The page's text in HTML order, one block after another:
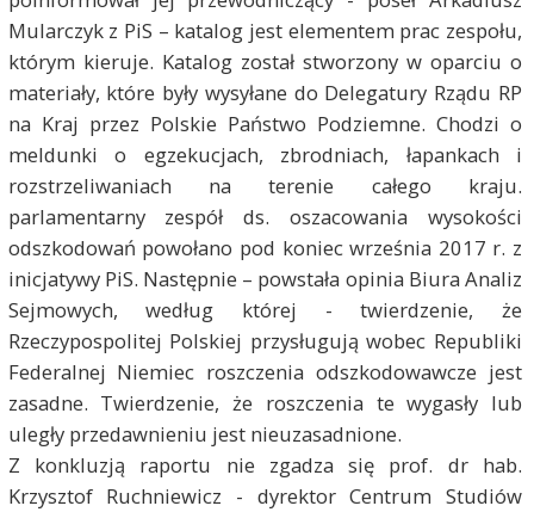
Mularczyk z PiS – katalog jest elementem prac zespołu,
którym kieruje. Katalog został stworzony w oparciu o
materiały, które były wysyłane do Delegatury Rządu RP
na Kraj przez Polskie Państwo Podziemne. Chodzi o
meldunki o egzekucjach, zbrodniach, łapankach i
rozstrzeliwaniach na terenie całego kraju.
parlamentarny zespół ds. oszacowania wysokości
odszkodowań powołano pod koniec września 2017 r. z
inicjatywy PiS. Następnie – powstała opinia Biura Analiz
Sejmowych, według której - twierdzenie, że
Rzeczypospolitej Polskiej przysługują wobec Republiki
Federalnej Niemiec roszczenia odszkodowawcze jest
zasadne. Twierdzenie, że roszczenia te wygasły lub
uległy przedawnieniu jest nieuzasadnione.
Z konkluzją raportu nie zgadza się prof. dr hab.
Krzysztof Ruchniewicz - dyrektor Centrum Studiów